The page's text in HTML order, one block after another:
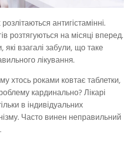
антигістамінні.
розтягуються на місяці вперед.
взагалі забули, що таке
лікування.
хтось роками ковтає таблетки,
кардинально? Лікарі
в індивідуальних
Часто винен неправильний